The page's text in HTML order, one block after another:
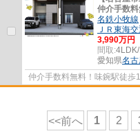
仲介手数
名鉄小牧線
ＪＲ東海
3,990万円
間取:
愛知県名
仲介手数料無料！味鋺駅徒歩
<<前へ 1 2